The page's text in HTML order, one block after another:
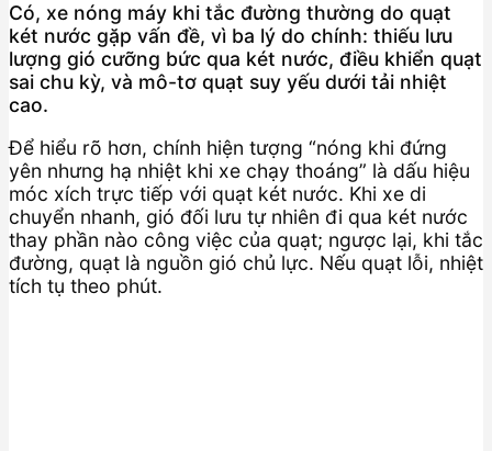
Có, xe nóng máy khi tắc đường thường do quạt
két nước gặp vấn đề, vì ba lý do chính: thiếu lưu
lượng gió cưỡng bức qua két nước, điều khiển quạt
sai chu kỳ, và mô-tơ quạt suy yếu dưới tải nhiệt
cao.
Để hiểu rõ hơn, chính hiện tượng “nóng khi đứng
yên nhưng hạ nhiệt khi xe chạy thoáng” là dấu hiệu
móc xích trực tiếp với quạt két nước. Khi xe di
chuyển nhanh, gió đối lưu tự nhiên đi qua két nước
thay phần nào công việc của quạt; ngược lại, khi tắc
đường, quạt là nguồn gió chủ lực. Nếu quạt lỗi, nhiệt
tích tụ theo phút.